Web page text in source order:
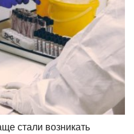
стали возникать